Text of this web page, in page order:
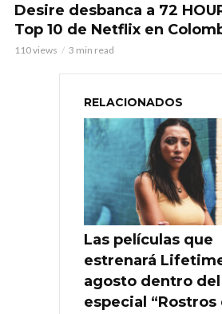
Desire desbanca a 72
Top 10 de Netflix en
110 views 3 min read
RELACIONADOS
Las películas que
estrenará
agosto dentro del
especial “Rostros